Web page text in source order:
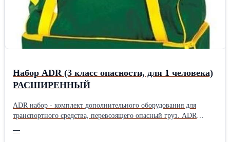
Набор ADR (3 класс опасности, для 1 человека)
РАСШИРЕННЫЙ
ADR набор - комплект дополнительного оборудования для
транспортного средства, перевозящего опасный груз. ADR
—